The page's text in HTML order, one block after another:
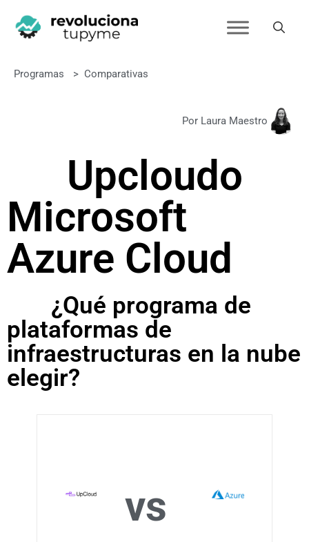
Programas > Comparativas
Por Laura Maestro
Upcloudo
Microsoft
Azure Cloud
¿Qué programa de
plataformas de
infraestructuras en la nube
elegir?
vs